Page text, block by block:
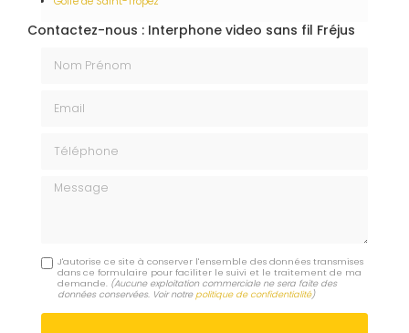
Contactez-nous : Interphone video sans fil Fréjus
Message
J'autorise ce site à conserver l'ensemble des données transmises
dans ce formulaire pour faciliter le suivi et le traitement de ma
demande. (Aucune exploitation commerciale ne sera faite des
données conservées. Voir notrepolitique de confidentialité)